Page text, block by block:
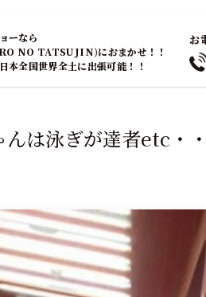
ーなら
NO TATSUJIN)におまかせ！！
本全国世界全土に出張可能！！
お
んは泳ぎが達者etc・